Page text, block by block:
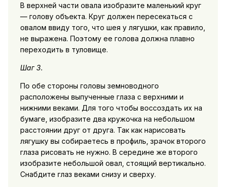
В верхней части овала изобразите маленький круг
— голову объекта. Круг должен пересекаться с
овалом ввиду того, что шея у лягушки, как правило,
не выражена. Поэтому ее голова должна плавно
переходить в туловище.
Шаг 3.
По обе стороны головы земноводного
расположены выпученные глаза с верхними и
нижними веками. Для того чтобы воссоздать их на
бумаге, изобразите два кружочка на небольшом
расстоянии друг от друга. Так как нарисовать
лягушку вы собираетесь в профиль, зрачок второго
глаза рисовать не нужно. В середине же второго
изобразите небольшой овал, стоящий вертикально.
Снабдите глаз веками снизу и сверху.